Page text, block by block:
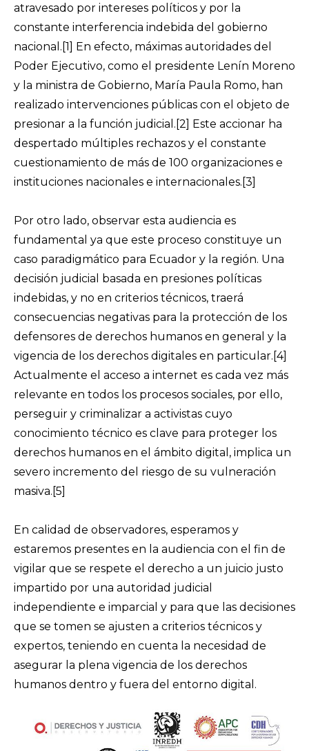
atravesado por intereses políticos y por la
constante interferencia indebida del gobierno
nacional. [1] En efecto, máximas autoridades del
Poder Ejecutivo, como el presidente Lenín Moreno
y la ministra de Gobierno, María Paula Romo, han
realizado intervenciones públicas con el objeto de
presionar a la función judicial. [2] Este accionar ha
despertado múltiples rechazos y el constante
cuestionamiento de más de 100 organizaciones e
instituciones nacionales e internacionales. [3]
Por otro lado, observar esta audiencia es
fundamental ya que este proceso constituye un
caso paradigmático para Ecuador y la región. Una
decisión judicial basada en presiones políticas
indebidas, y no en criterios técnicos, traerá
consecuencias negativas para la protección de los
defensores de derechos humanos en general y la
vigencia de los derechos digitales en particular. [4]
Actualmente el acceso a internet es cada vez más
relevante en todos los procesos sociales, por ello,
perseguir y criminalizar a activistas cuyo
conocimiento técnico es clave para proteger los
derechos humanos en el ámbito digital, implica un
severo incremento del riesgo de su vulneración
masiva. [5]
En calidad de observadores, esperamos y
estaremos presentes en la audiencia con el fin de
vigilar que se respete el derecho a un juicio justo
impartido por una autoridad judicial
independiente e imparcial y para que las decisiones
que se tomen se ajusten a criterios técnicos y
expertos, teniendo en cuenta la necesidad de
asegurar la plena vigencia de los derechos
humanos dentro y fuera del entorno digital.